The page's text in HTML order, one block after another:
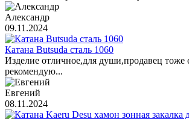
Александр
09.11.2024
Катана Butsuda сталь 1060
Изделие отличное,для души,продавец тоже
рекомендую...
Евгений
08.11.2024